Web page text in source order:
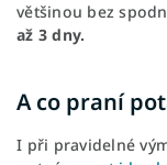
většinou bez
až 3 dny.
A co praní
I při pravidelné